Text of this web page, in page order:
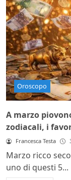
Oroscopo
A marzo
zodiacali, i
Francesca Testa
Marzo ricco
uno di questi 5...